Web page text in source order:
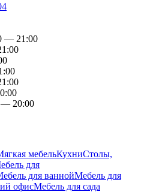
— 21:00
— 20:00
мебельКухниСтолы,
для
для ваннойМебель для
офисМебель для сада